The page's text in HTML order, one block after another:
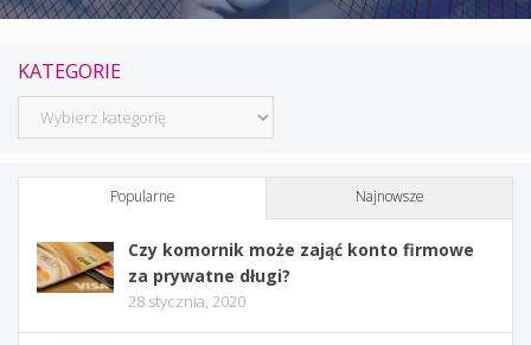
KATEGORIE
Kategorie
Popularne Najnowsze
Czy komornik może zająć konto firmowe
za prywatne długi?
28 stycznia, 2020